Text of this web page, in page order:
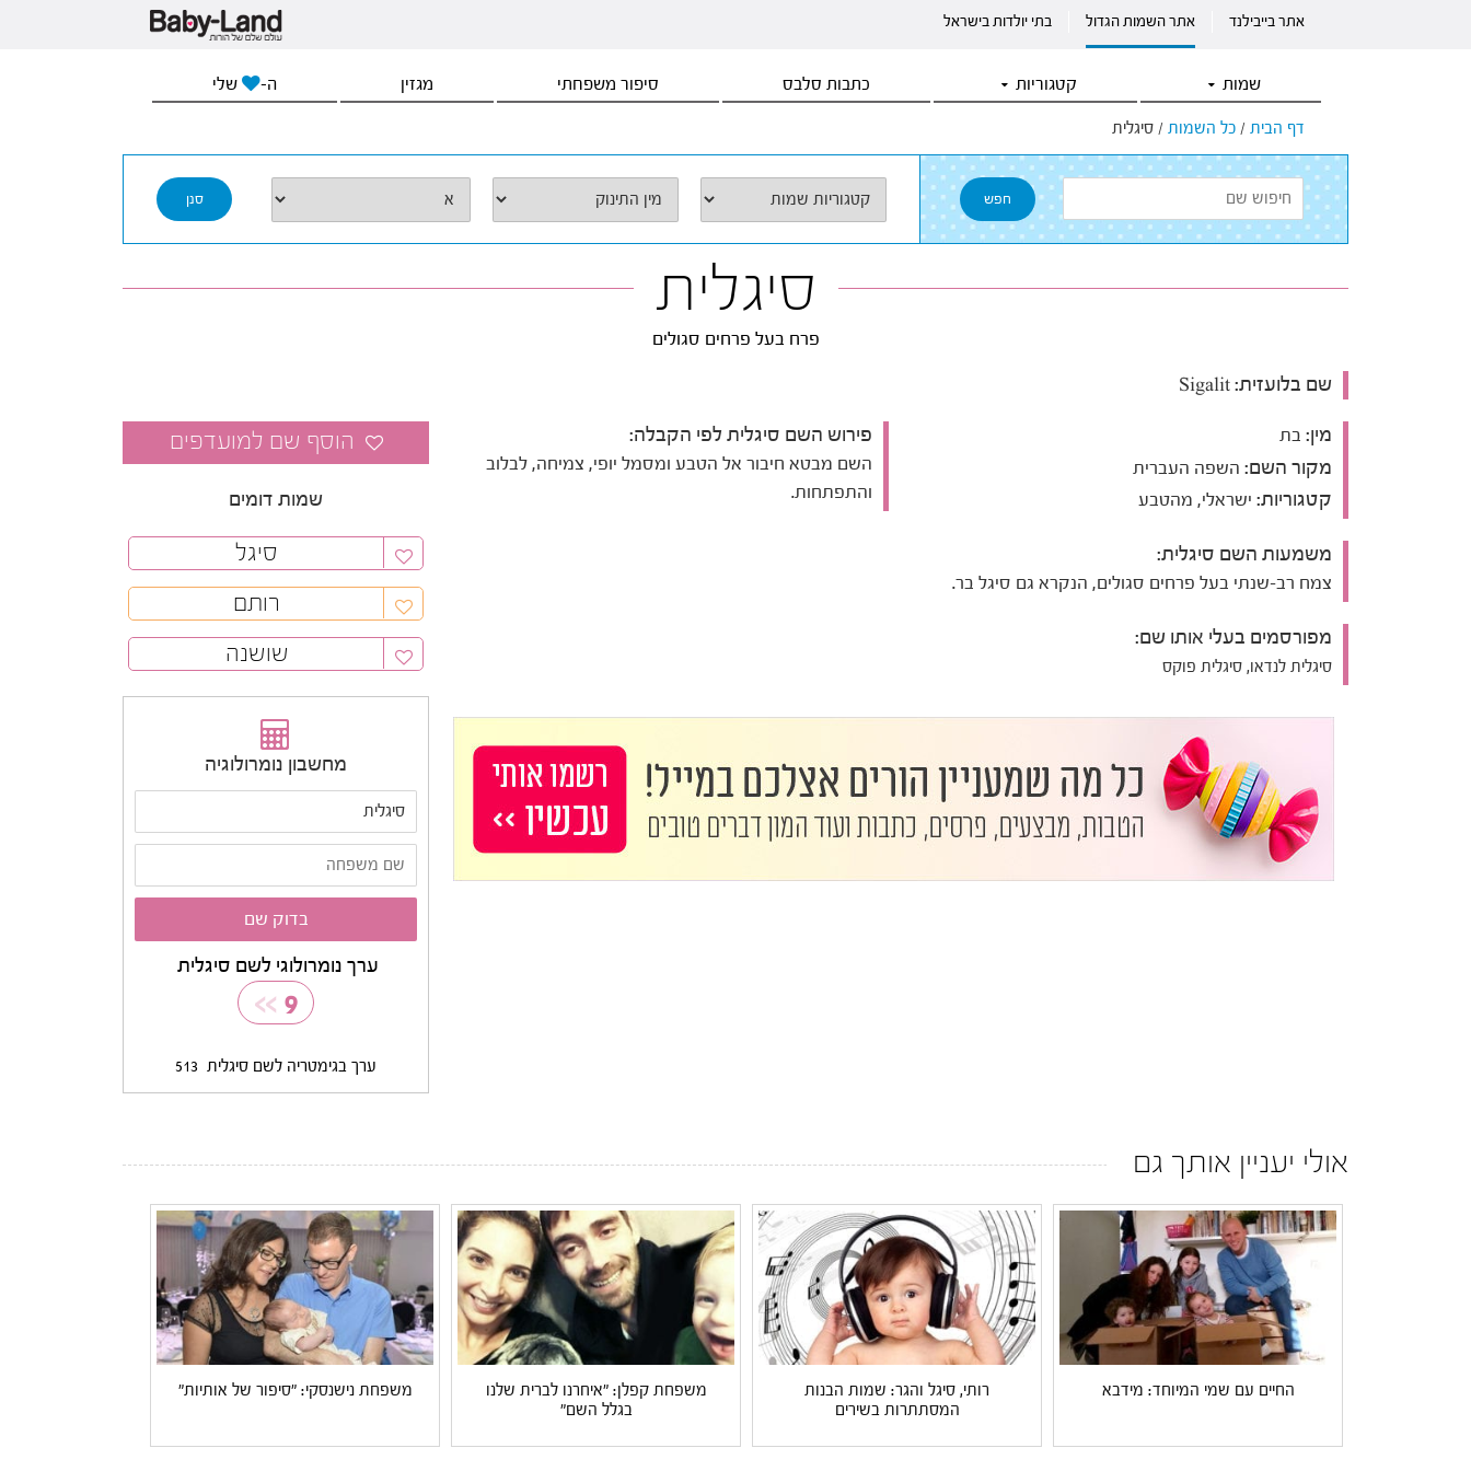
אתר בייבילנד אתר השמות הגדול בתי יולדות בישראל
שמות קטגוריות כתבות סלבס סיפור משפחתי מגזין ה- שלי
דף הבית / כל השמות / סיגלית
סיגלית
פרח בעל פרחים סגולים
שם בלועזית:
מין: בת
מקור השם: השפה העברית
קטגוריות: ישראלי, מהטבע
משמעות השם סיגלית:
צמח רב-שנתי בעל פרחים סגולים, הנקרא גם סיגל בר.
מפורסמים בעלי אותו שם:
סיגלית לנדאו, סיגלית פוקס
פירוש השם סיגלית לפי הקבלה:
השם מבטא חיבור אל הטבע ומסמל יופי, צמיחה, לבלוב
והתפתחות.
שמות דומים
סיגל
רותם
שושנה
מחשבון נומרולוגיה
ערך נומרולוגי לשם סיגלית
9
>>
ערך בגימטריה לשם סיגלית 513
אולי יעניין אותך גם
החיים עם שמי המיוחד: מידבא
רותי, סיגל והגר: שמות הבנות
המסתתרות בשירים
משפחת קפלן: "איחרנו לברית שלנו
בגלל השם"
משפחת נישנסקי: "סיפור של אותיות"